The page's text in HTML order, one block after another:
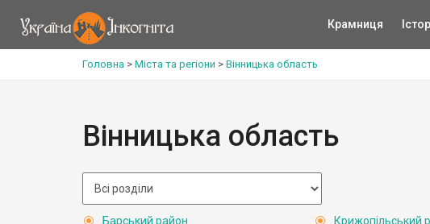
Крамниця
Головна > Міста та регіони > Вінницька область
Вінницька область
Барський район
Крижопільський